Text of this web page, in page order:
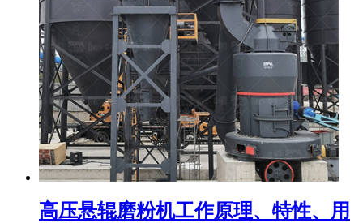
高压悬辊磨粉机工作原理、特性、用